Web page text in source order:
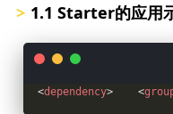
1.1 Starter的应用
<dependency> <